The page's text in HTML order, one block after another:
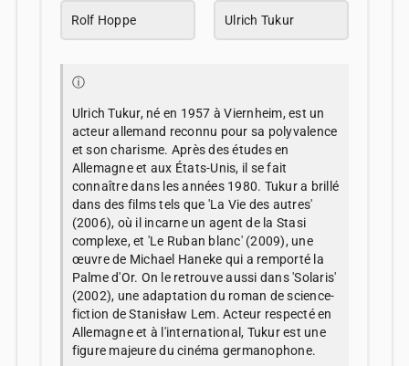
Rolf Hoppe Ulrich Tukur
ⓘ
Ulrich Tukur, né en 1957 à Viernheim, est un
acteur allemand reconnu pour sa polyvalence
et son charisme. Après des études en
Allemagne et aux États-Unis, il se fait
connaître dans les années 1980. Tukur a brillé
dans des films tels que 'La Vie des autres'
(2006), où il incarne un agent de la Stasi
complexe, et 'Le Ruban blanc' (2009), une
œuvre de Michael Haneke qui a remporté la
Palme d'Or. On le retrouve aussi dans 'Solaris'
(2002), une adaptation du roman de science-
fiction de Stanisław Lem. Acteur respecté en
Allemagne et à l'international, Tukur est une
figure majeure du cinéma germanophone.